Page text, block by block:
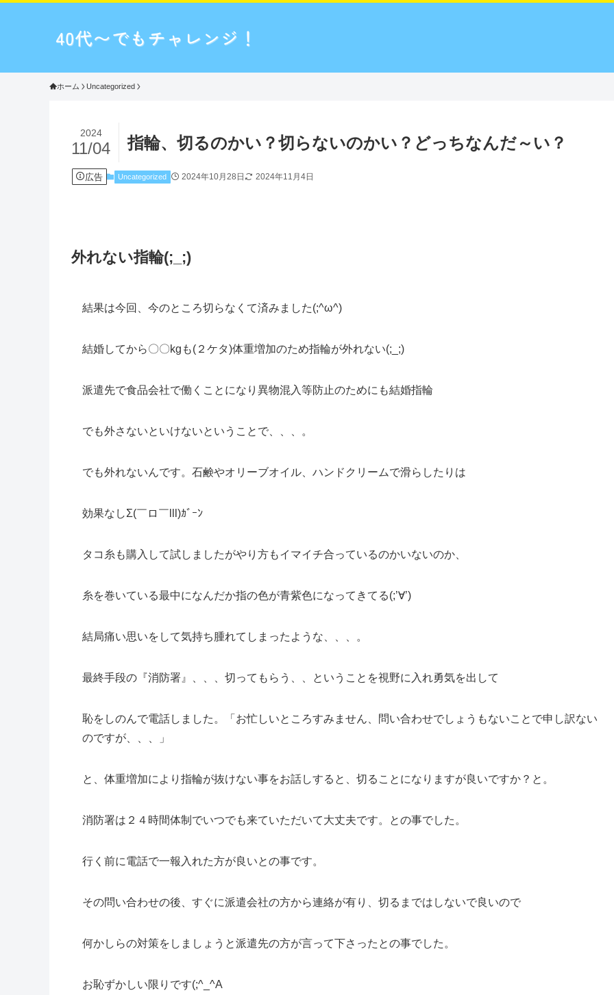
ホーム Uncategorized
指輪、切るのかい？切らないのかい？どっちなんだ～い？
2024
11/04
広告 Uncategorized 2024年10月28日 2024年11月4日
外れない指輪(;_;)
結果は今回、今のところ切らなくて済みました(;^ω^)
結婚してから〇〇kgも(２ケタ)体重増加のため指輪が外れない(;_;)
派遣先で食品会社で働くことになり異物混入等防止のためにも結婚指輪
でも外さないといけないということで、、、。
でも外れないんです。石鹸やオリーブオイル、ハンドクリームで滑らしたりは
効果なしΣ(￣ロ￣lll)ｶﾞｰﾝ
タコ糸も購入して試しましたがやり方もイマイチ合っているのかいないのか、
糸を巻いている最中になんだか指の色が青紫色になってきてる(;’∀’)
結局痛い思いをして気持ち腫れてしまったような、、、。
最終手段の『消防署』、、、切ってもらう、、ということを視野に入れ勇気を出して
恥をしのんで電話しました。「お忙しいところすみません、問い合わせでしょうもないことで申し訳ない
のですが、、、」
と、体重増加により指輪が抜けない事をお話しすると、切ることになりますが良いですか？と。
消防署は２４時間体制でいつでも来ていただいて大丈夫です。との事でした。
行く前に電話で一報入れた方が良いとの事です。
その問い合わせの後、すぐに派遣会社の方から連絡が有り、切るまではしないで良いので
何かしらの対策をしましょうと派遣先の方が言って下さったとの事でした。
お恥ずかしい限りです(;^_^A